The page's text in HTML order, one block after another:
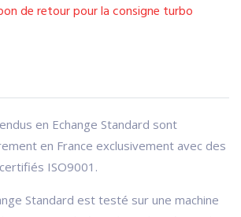
de retour pour la consigne turbo
en Echange Standard sont
en France exclusivement avec des
ISO9001.
Standard est testé sur une machine